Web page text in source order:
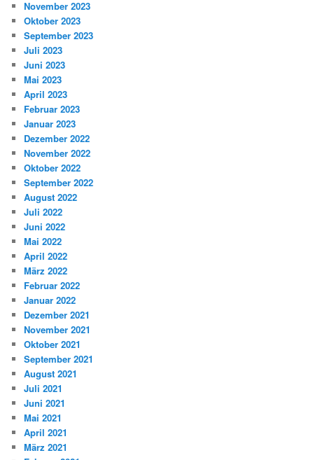
November 2023
Oktober 2023
September 2023
Juli 2023
Juni 2023
Mai 2023
April 2023
Februar 2023
Januar 2023
Dezember 2022
November 2022
Oktober 2022
September 2022
August 2022
Juli 2022
Juni 2022
Mai 2022
April 2022
März 2022
Februar 2022
Januar 2022
Dezember 2021
November 2021
Oktober 2021
September 2021
August 2021
Juli 2021
Juni 2021
Mai 2021
April 2021
März 2021